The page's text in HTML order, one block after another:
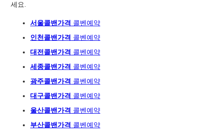
세요.
서울콜밴가격 콜벤예 약
인천콜밴가격 콜벤예약
대전콜밴가격 콜벤예약
세종콜밴가격 콜벤예약
광주콜밴가격 콜벤예 약
대구콜밴가격 콜벤예약
울산콜밴가격 콜벤예약
부산콜밴가격 콜벤예약